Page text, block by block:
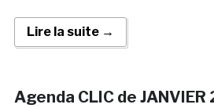
Lire la suite →
Agenda CLIC de JANVIER